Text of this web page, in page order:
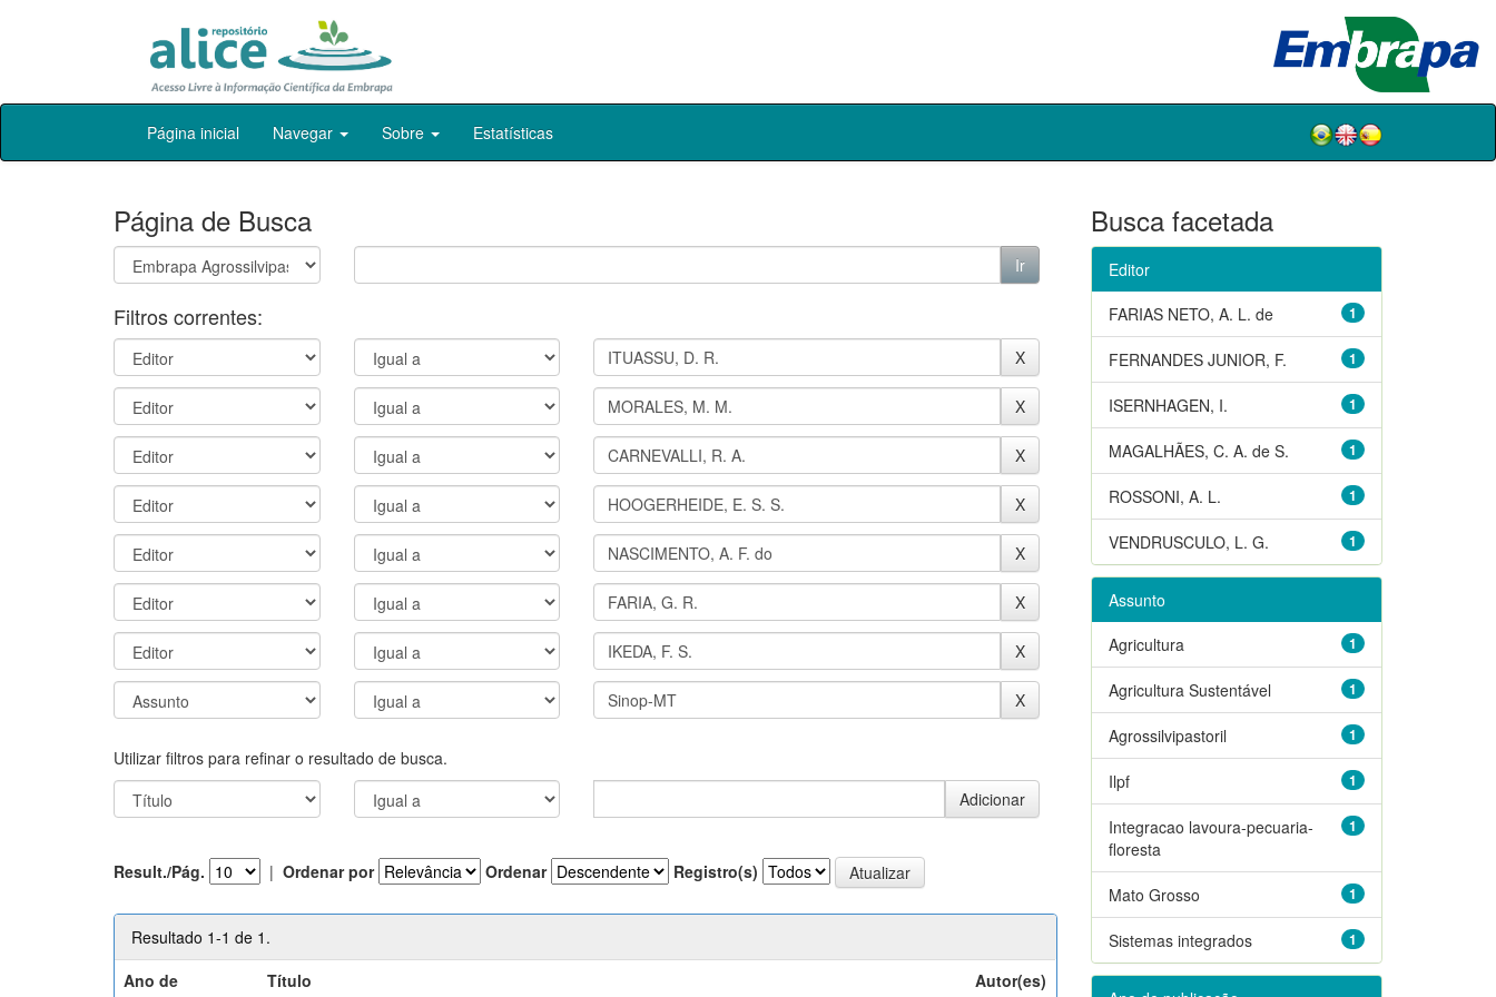
Skip
Página inicial Navegar Sobre Estatísticas
Página de Busca
Filtros correntes:
Utilizar filtros para refinar o resultado de busca.
Result./Pág. | Ordenar por Ordenar Registro(s)
Resultado 1-1 de 1.
Ano de
Título Autor(es)
Busca facetada
Editor
1
FARIAS NETO, A. L. de
1
FERNANDES JUNIOR, F.
1
ISERNHAGEN, I.
1
MAGALHÃES, C. A. de S.
1
ROSSONI, A. L.
1
VENDRUSCULO, L. G.
Assunto
1
Agricultura
1
Agricultura Sustentável
1
Agrossilvipastoril
1
Ilpf
1
Integracao lavoura-pecuaria-
floresta
1
Mato Grosso
1
Sistemas integrados